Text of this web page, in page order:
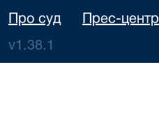
Про суд Прес-центр
v1.38.1